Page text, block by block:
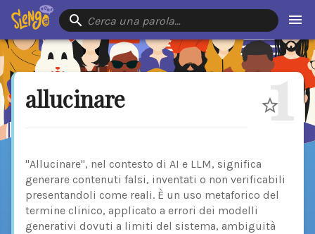
Cerca una parola…
allucinare 1
"Allucinare", nel contesto di AI e LLM, significa
generare contenuti falsi, inventati o non verificabili
presentandoli come reali. È un uso metaforico del
termine clinico, applicato a errori dei modelli
generativi dovuti a limiti del sistema, ambiguità